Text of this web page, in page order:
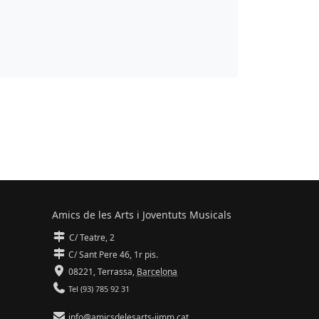
Amics de les Arts i Joventuts Musicals
C/ Teatre, 2
C/ Sant Pere 46, 1r pis.
08221,Terrassa, Barcelona
Tel (93) 785 92 31